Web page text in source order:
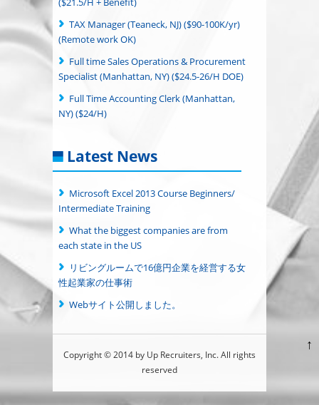
TAX Manager (Teaneck, NJ) ($90-100K/yr)
(Remote work OK)
Full time Sales Operations & Procurement
Specialist (Manhattan, NY) ($24.5-26/H DOE)
Full Time Accounting Clerk (Manhattan,
NY) ($24/H)
Latest News
Microsoft Excel 2013 Course Beginners/
Intermediate Training
What the biggest companies are from
each state in the US
リビングルームで16億円企業を経営する女
性起業家の仕事術
Webサイト公開しました。
Copyright © 2014 by Up Recruiters, Inc. All rights
reserved
↑